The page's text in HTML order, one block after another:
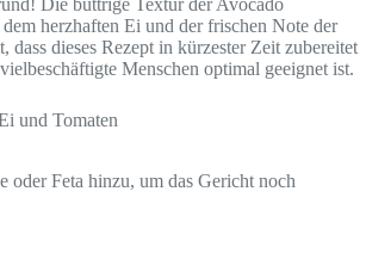
herzhaften Ei und der frischen Note der
dass dieses Rezept in kürzester Zeit zubereitet
Menschen optimal geeignet ist.
oder Feta hinzu, um das Gericht noch